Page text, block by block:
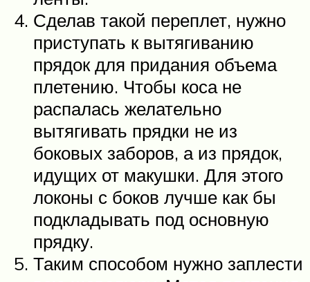
Сделав такой переплет, нужно
приступать к вытягиванию
прядок для придания объема
плетению. Чтобы коса не
распалась желательно
вытягивать прядки не из
боковых заборов, а из прядок,
идущих от макушки. Для этого
локоны с боков лучше как бы
подкладывать под основную
прядку.
Таким способом нужно заплести